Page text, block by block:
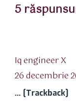
5
Iq engineer X
26 decembrie
… [Trackback]